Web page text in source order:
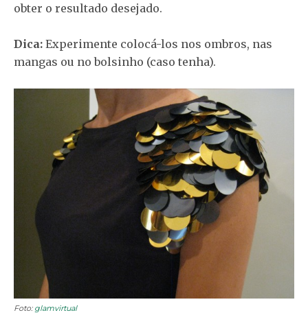
obter o resultado desejado.
Dica: Experimente colocá-los nos ombros, nas
mangas ou no bolsinho (caso tenha).
Foto: glamvirtual